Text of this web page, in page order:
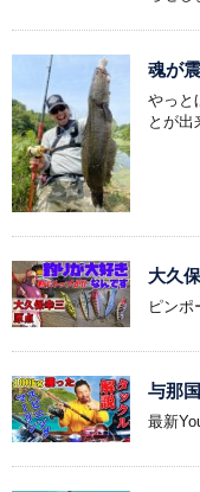
魂が
やっと
とが出
大久
ピンポ
与那
最新